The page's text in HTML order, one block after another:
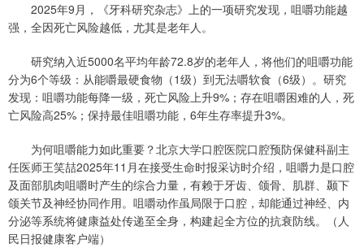
2025年9月，《牙科研究杂志》上的一项研究发现，咀嚼功能越
强，全因死亡风险越低，尤其是老年人。
研究纳入近5000名平均年龄72.8岁的老年人，将他们的咀嚼功能
分为6个等级：从能嚼最硬食物（1级）到无法嚼软食（6级）。研究
发现：咀嚼功能每降一级，死亡风险上升9%；存在咀嚼困难的人，死
亡风险高25%；保持最佳咀嚼功能，6年生存率提升3%。
为何咀嚼能力如此重要？北京大学口腔医院口腔预防保健科副主
任医师王笑喆2025年11月在接受生命时报采访时介绍，咀嚼力是口腔
及面部肌肉咀嚼时产生的综合力量，有赖于牙齿、颌骨、肌群、颞下
颌关节及神经协同作用。咀嚼动作虽局限于口腔，却能通过神经、内
分泌等系统将健康益处传递至全身，构建起全方位的抗衰防线。（人
民日报健康客户端）